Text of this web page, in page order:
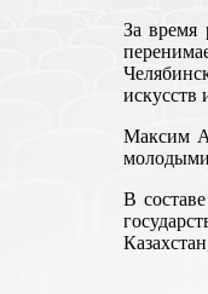
За время
искусств
Максим
молодыми
В